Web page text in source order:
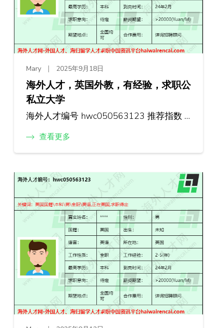
Mary 2025年9月18日
海外人才，英国外教，有经验，求职公
私立大学
海外人才编号 hwc050563123 推荐指数 …
查看更多